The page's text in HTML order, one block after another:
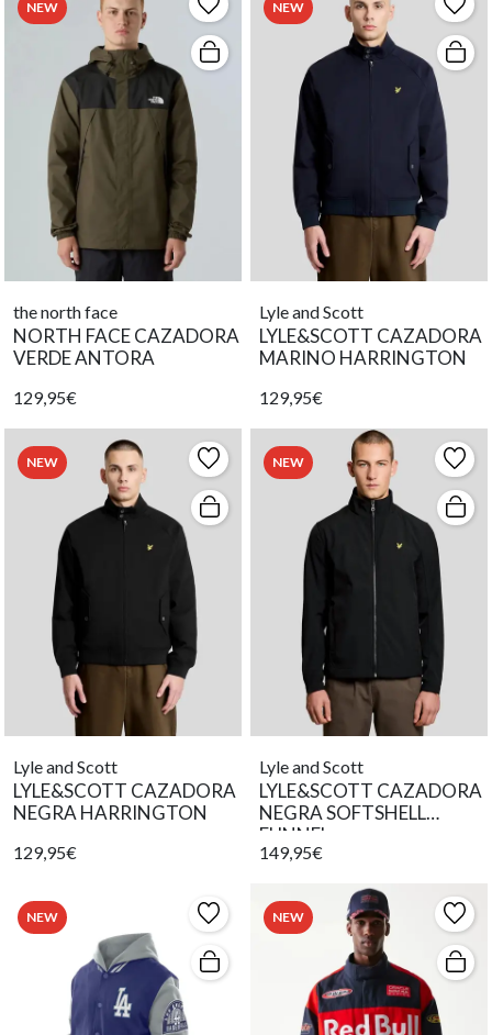
NEW
the north face
NORTH FACE CAZADORA
VERDE ANTORA
129,95€
NEW
Lyle and Scott
LYLE&SCOTT CAZADORA
MARINO HARRINGTON
129,95€
NEW
Lyle and Scott
LYLE&SCOTT CAZADORA
NEGRA HARRINGTON
129,95€
NEW
Lyle and Scott
LYLE&SCOTT CAZADORA
NEGRA SOFTSHELL
FUNNEL
149,95€
NEW NEW